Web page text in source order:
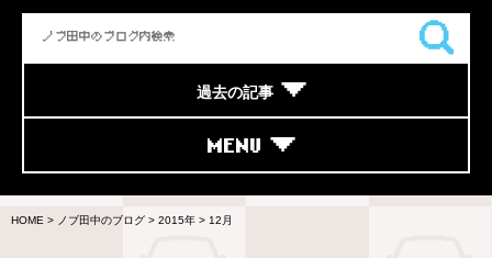
過去の記事
MENU
HOME > ノブ田中のブログ > 2015年 > 12月